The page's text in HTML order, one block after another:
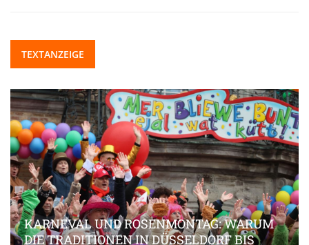
TEXTANZEIGE
KARNEVAL UND ROSENMONTAG: WARUM
DIE TRADITIONEN IN DÜSSELDORF BIS